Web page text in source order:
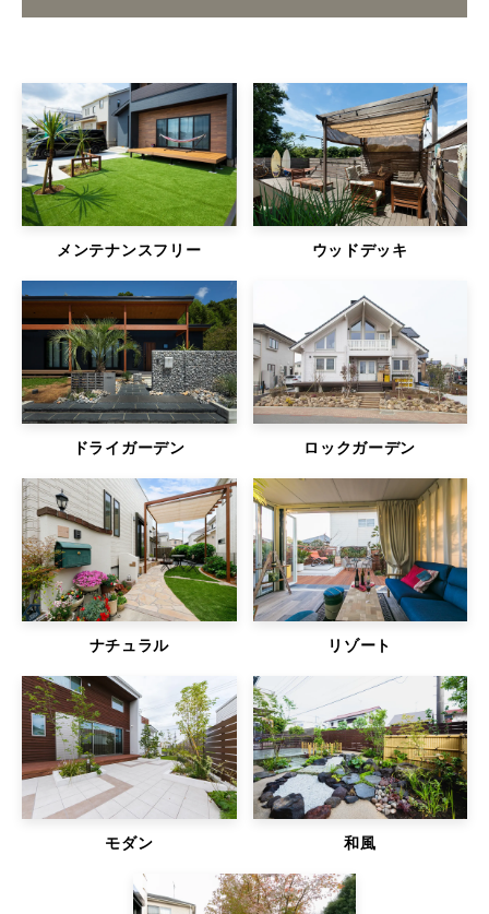
メンテナンスフリー ウッドデッキ
ドライガーデン ロックガーデン
ナチュラル リゾート
モダン 和風